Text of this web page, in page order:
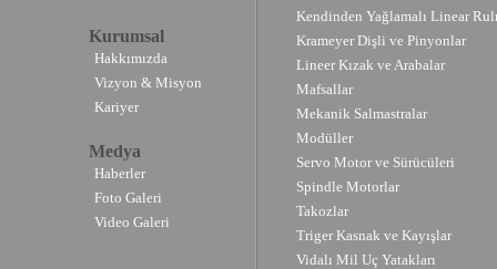
Kurumsal
Hakkımızda
Vizyon & Misyon
Kariyer
Medya
Haberler
Foto Galeri
Video Galeri
Kendinden Yağlamalı Linear
Krameyer Dişli ve Pinyonlar
Lineer Kızak ve Arabalar
Mafsallar
Mekanik Salmastralar
Modüller
Servo Motor ve Sürücüleri
Spindle Motorlar
Takozlar
Triger Kasnak ve Kayışlar
Vidalı Mil Uç Yatakları